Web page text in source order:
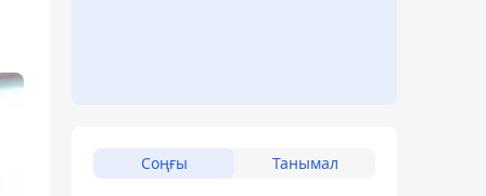
Соңғы Танымал